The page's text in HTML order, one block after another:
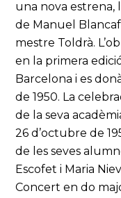
una nova estrena,
de Manuel
mestre Toldrà.
en la primera
Barcelona i es
de 1950. La
de la seva
26 d’octubre de
de les seves
Escofet i Maria
Concert en do